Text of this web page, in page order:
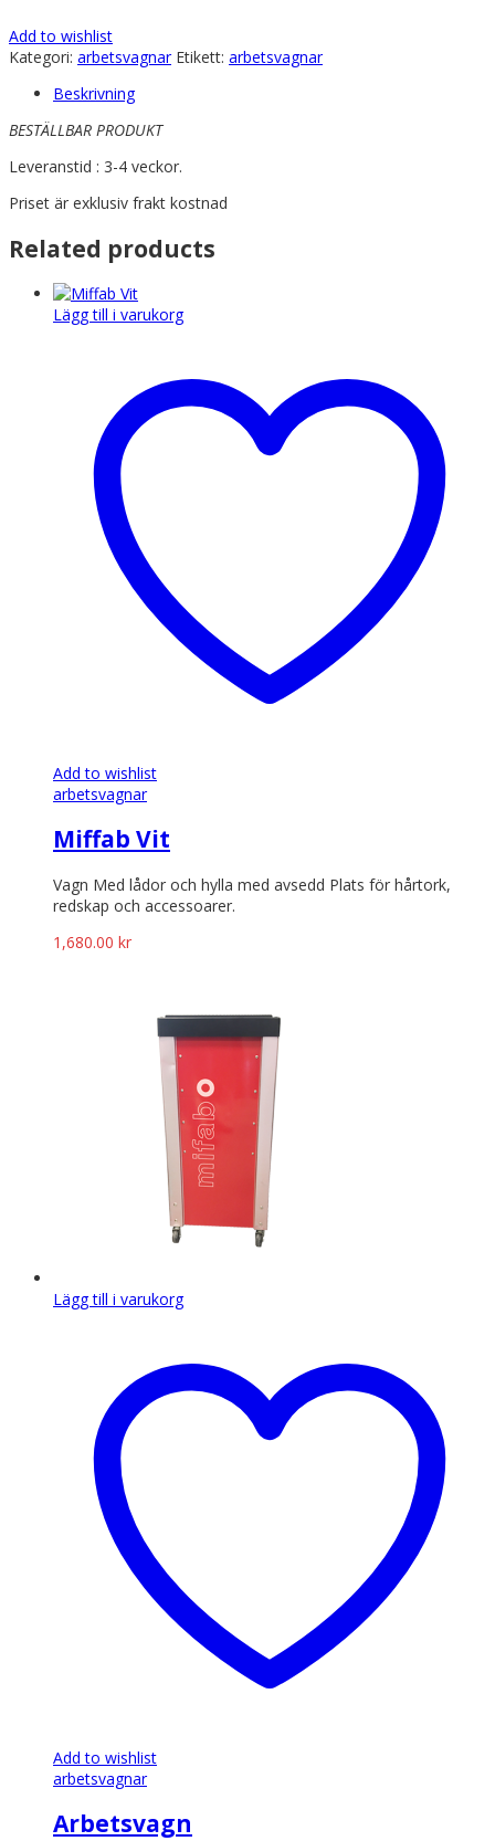
Add to wishlist
Kategori: arbetsvagnar Etikett: arbetsvagnar
Beskrivning
BESTÄLLBAR PRODUKT
Leveranstid : 3-4 veckor.
Priset är exklusiv frakt kostnad
Related products
Lägg till i varukorg
Add to wishlist
arbetsvagnar
Miffab Vit
Vagn Med lådor och hylla med avsedd Plats för hårtork,
redskap och accessoarer.
1,680.00 kr
Lägg till i varukorg
Add to wishlist
arbetsvagnar
Arbetsvagn